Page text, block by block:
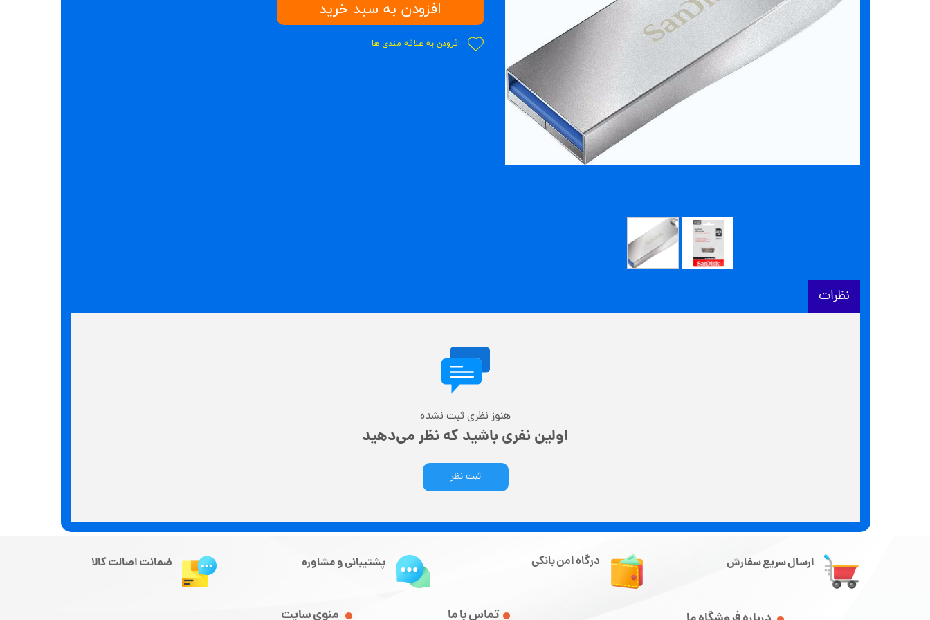
افزودن به سبد خرید
افزودن به علاقه مندی ها
نظرات
هنوز نظری ثبت نشده
اولین نفری باشید که نظر می‌دهید
ثبت نظر
ارسال سریع سفارش
منوی سایت تماس با ما
درگاه امن بانکی پشتیبانی و مشاوره ضمانت اصالت کالا